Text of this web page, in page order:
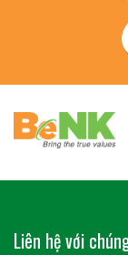
Liên hệ với